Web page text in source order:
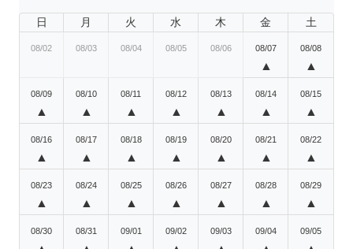
日 月 火 水 木 金 土
08/02 08/03 08/04 08/05 08/06 08/07
▲
08/08
▲
08/09
▲
08/10
▲
08/11
▲
08/12
▲
08/13
▲
08/14
▲
08/15
▲
08/16
▲
08/17
▲
08/18
▲
08/19
▲
08/20
▲
08/21
▲
08/22
▲
08/23
▲
08/24
▲
08/25
▲
08/26
▲
08/27
▲
08/28
▲
08/29
▲
08/30 08/31 09/01 09/02 09/03 09/04 09/05